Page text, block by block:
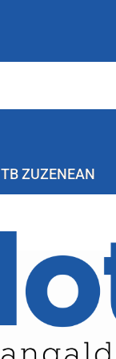
TB ZUZENEAN